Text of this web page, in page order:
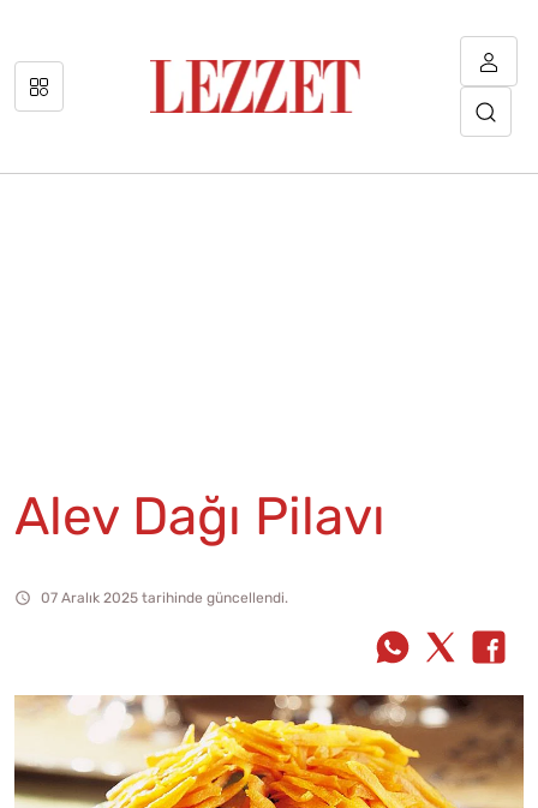
Alev Dağı Pilavı
07 Aralık 2025 tarihinde güncellendi.